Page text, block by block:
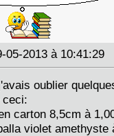
05-2013 à 10:41:29
oublier
ceci:
carton 8,5cm à
violet amethyste